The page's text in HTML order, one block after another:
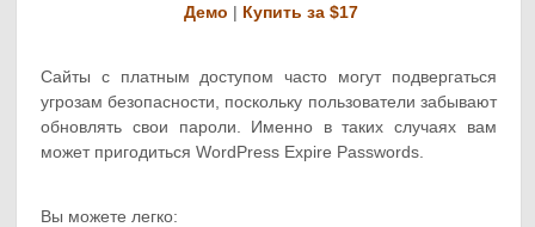
Демо | Купить за $17
Сайты с платным доступом часто могут подвергаться
угрозам безопасности, поскольку пользователи забывают
обновлять свои пароли. Именно в таких случаях вам
может пригодиться WordPress Expire Passwords.
Вы можете легко: